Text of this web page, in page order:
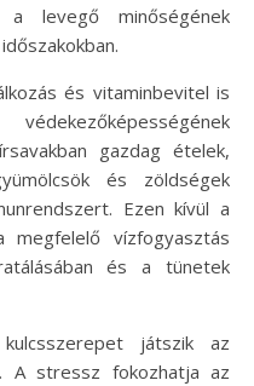
levegő minőségének
és vitaminbevitel is
gazdag ételek,
és zöldségek
Ezen kívül a
vízfogyasztás
és a tünetek
játszik az
A stressz fokozhatja az